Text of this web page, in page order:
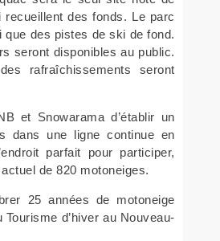
des fonds. Le parc
des pistes de ski de fond.
seront disponibles au public.
rafraîchissements seront
et Snowarama d’établir un
dans une ligne continue en
parfait pour participer,
de 820 motoneiges.
25 années de motoneige
d’hiver au Nouveau-